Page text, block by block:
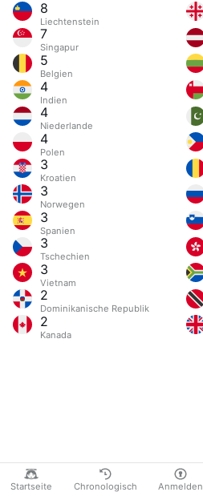
Startseite Chronologisch Anmelden
8
Liechtenstein
7
Singapur
5
Belgien
4
Indien
4
Niederlande
4
Polen
3
Kroatien
3
Norwegen
3
Spanien
3
Tschechien
3
Vietnam
2
Dominikanische Republik
2
Kanada